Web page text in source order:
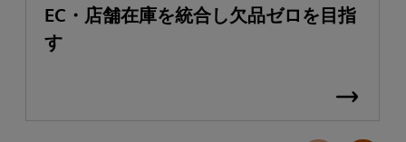
EC・店舗在庫を統合し欠品ゼロを目指
す